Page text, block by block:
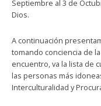
Septiembre al 3 de
Dios.
A continuación
tomando conciencia de
encuentro, va la lista de
las personas más
Interculturalidad y